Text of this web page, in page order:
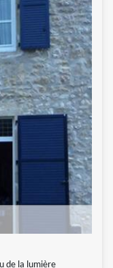
de la lumière